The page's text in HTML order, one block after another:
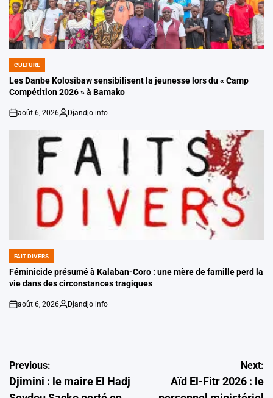
POSTED
IN
CULTURE
Les Danbe Kolosibaw sensibilisent la jeunesse lors du « Camp
Compétition 2026 » à Bamako
on
août 6, 2026
Posted
Djandjo info
POSTED
IN
FAIT DIVERS
Féminicide présumé à Kalaban-Coro : une mère de famille perd la
vie dans des circonstances tragiques
on
août 6, 2026
Posted
Djandjo info
Navigation
de
Previous:
Djimini : le maire El Hadj
Next:
Aïd El-Fitr 2026 : le